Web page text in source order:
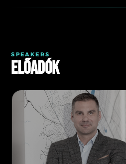
SPEAKERS
Előadók